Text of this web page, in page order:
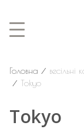
Головна ⁄ весільні
⁄ Tokyo
Tokyo